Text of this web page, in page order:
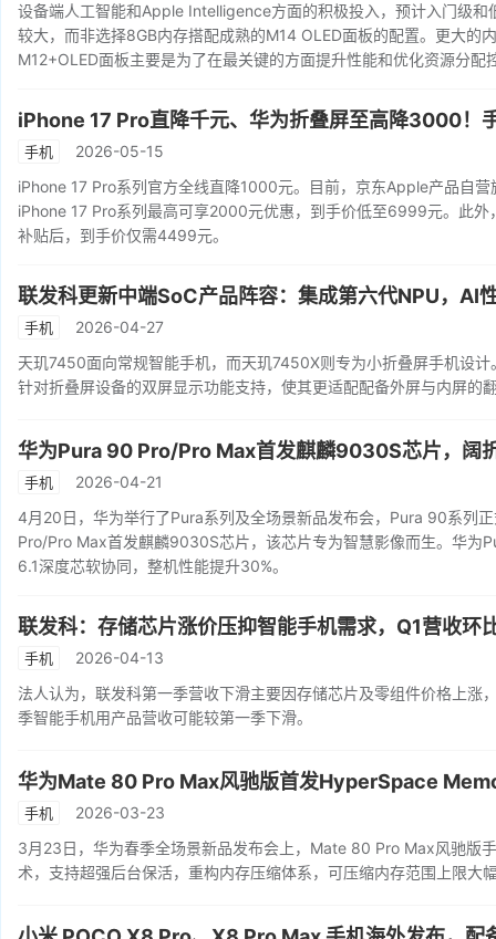
设备端人工智能和Apple Intelligence方面的积极投入，预计入门级
较大，而非选择8GB内存搭配成熟的M14 OLED面板的配置。更大的
M12+OLED面板主要是为了在最关键的方面提升性能和优化资源分配
iPhone 17 Pro直降千元、华为折叠屏至高降3000！
手机
2026-05-15
iPhone 17 Pro系列官方全线直降1000元。目前，京东Apple产品自
iPhone 17 Pro系列最高可享2000元优惠，到手价低至6999元。此
补贴后，到手价仅需4499元。
联发科更新中端SoC产品阵容：集成第六代NPU，AI
手机
2026-04-27
天玑7450面向常规智能手机，而天玑7450X则专为小折叠屏手机设
针对折叠屏设备的双屏显示功能支持，使其更适配配备外屏与内屏的
华为Pura 90 Pro/Pro Max首发麒麟9030S芯片，阔
手机
2026-04-21
4月20日，华为举行了Pura系列及全场景新品发布会，Pura 90系列
Pro/Pro Max首发麒麟9030S芯片，该芯片专为智慧影像而生。华
6.1深度芯软协同，整机性能提升30%。
联发科：存储芯片涨价压抑智能手机需求，Q1营收环
手机
2026-04-13
法人认为，联发科第一季营收下滑主要因存储芯片及零组件价格上
季智能手机用产品营收可能较第一季下滑。
华为Mate 80 Pro Max风驰版首发HyperSpace
手机
2026-03-23
3月23日，华为春季全场景新品发布会上，Mate 80 Pro Max风驰版
术，支持超强后台保活，重构内存压缩体系，可压缩内存范围上限大